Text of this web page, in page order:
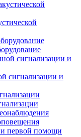
сигнализации и